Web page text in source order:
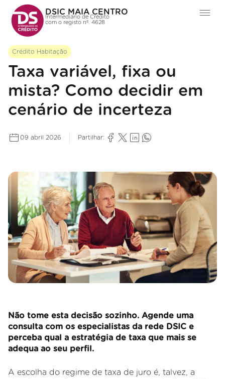
DSIC MAIA CENTRO
Intermediário de Crédito
com o registo nº. 4628
Crédito Habitação
Taxa variável, fixa ou
mista? Como decidir em
cenário de incerteza
09 abril 2026 Partilhar:
Não tome esta decisão sozinho. Agende uma
consulta com os especialistas da rede DSIC e
perceba qual a estratégia de taxa que mais se
adequa ao seu perfil.
A escolha do regime de taxa de juro é, talvez, a